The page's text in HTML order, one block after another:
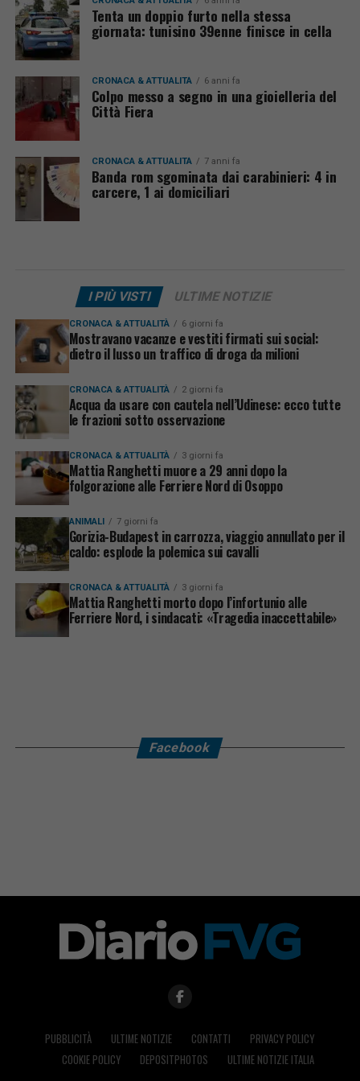
Tenta un doppio furto nella stessa
giornata: tunisino 39enne finisce in cella
CRONACA & ATTUALITÀ 6 anni fa
Colpo messo a segno in una gioielleria del
Città Fiera
CRONACA & ATTUALITÀ 7 anni fa
Banda rom sgominata dai carabinieri: 4 in
carcere, 1 ai domiciliari
I PIÙ VISTI ULTIME NOTIZIE
CRONACA & ATTUALITÀ 6 giorni fa
Mostravano vacanze e vestiti firmati sui social:
dietro il lusso un traffico di droga da milioni
CRONACA & ATTUALITÀ 2 giorni fa
Acqua da usare con cautela nell’Udinese: ecco tutte
le frazioni sotto osservazione
CRONACA & ATTUALITÀ 3 giorni fa
Mattia Ranghetti muore a 29 anni dopo la
folgorazione alle Ferriere Nord di Osoppo
ANIMALI 7 giorni fa
Gorizia-Budapest in carrozza, viaggio annullato per il
caldo: esplode la polemica sui cavalli
CRONACA & ATTUALITÀ 3 giorni fa
Mattia Ranghetti morto dopo l’infortunio alle
Ferriere Nord, i sindacati: «Tragedia inaccettabile»
Facebook
PUBBLICITÀ ULTIME NOTIZIE CONTATTI
PRIVACY POLICY
COOKIE POLICY
DEPOSITPHOTOS ULTIME NOTIZIE ITALIA